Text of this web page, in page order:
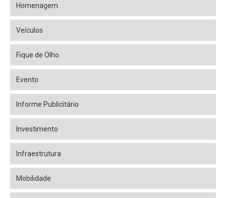
Homenagem
Veículos
Fique de Olho
Evento
Informe Publicitário
Investimento
Infraestrutura
Mobilidade